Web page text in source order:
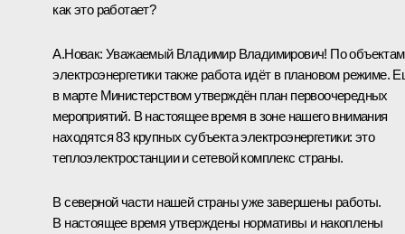
как это работает?
А.Новак:Уважаемый Владимир Владимирович! По объектам
электроэнергетики также работа идёт в плановом режиме.
в марте Министерством утверждён план первоочередных
мероприятий. В настоящее время в зоне нашего внимания
находятся 83 крупных субъекта электроэнергетики: это
теплоэлектростанции и сетевой комплекс страны.
В северной части нашей страны уже завершены работы.
В настоящее время утверждены нормативы и накоплены